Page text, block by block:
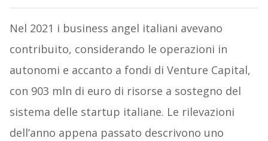
Nel 2021 i business angel italiani avevano
contribuito, considerando le operazioni in
autonomi e accanto a fondi di Venture Capital,
con 903 mln di euro di risorse a sostegno del
sistema delle startup italiane. Le rilevazioni
dell’anno appena passato descrivono uno